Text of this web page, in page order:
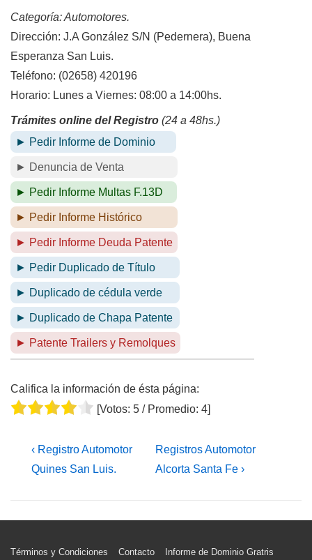
Categoría: Automotores.
Dirección: J.A González S/N (Pedernera), Buena
Esperanza San Luis.
Teléfono: (02658) 420196
Horario: Lunes a Viernes: 08:00 a 14:00hs.
Trámites online del Registro (24 a 48hs.)
► Pedir Informe de Dominio
► Denuncia de Venta
► Pedir Informe Multas F.13D
► Pedir Informe Histórico
► Pedir Informe Deuda Patente
► Pedir Duplicado de Título
► Duplicado de cédula verde
► Duplicado de Chapa Patente
► Patente Trailers y Remolques
Califica la información de ésta página:
[Votos: 5 / Promedio: 4]
Navegación
de
entradas
La
entrada
‹ Registro Automotor
Quines San Luis.
La
entrada
Registros Automotor
Alcorta Santa Fe ›
Menú
Términos y Condiciones Contacto Informe de Dominio Gratris